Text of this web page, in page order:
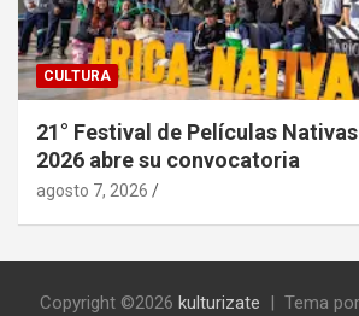
CULTURA
21° Festival de Películas
2026 abre su convocatoria
agosto 7, 2026
Copyright ©2026 kulturizate Tema